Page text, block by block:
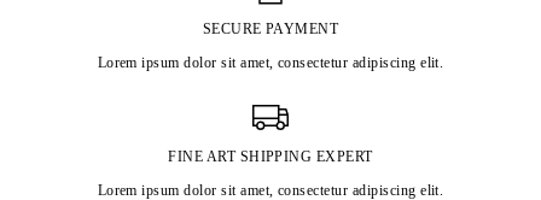
SECURE PAYMENT
Lorem ipsum dolor sit amet, consectetur adipiscing elit.
FINE ART SHIPPING EXPERT
Lorem ipsum dolor sit amet, consectetur adipiscing elit.